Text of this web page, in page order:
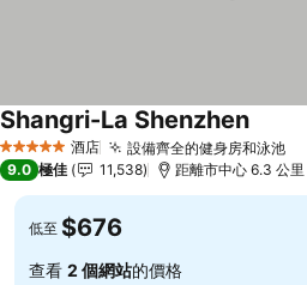
5 星級 酒店 設備齊全的健身房和泳池
Shangri-La Shenzhen
9.0 極佳 11,538 距離市中心 6.3 公里
低至 $676
查看 2 個網站的價格